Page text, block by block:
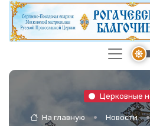
Церковные
На главную Новости